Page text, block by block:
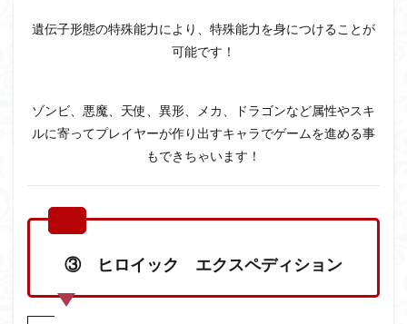
遺伝子形態の特殊能力により、 特殊能力を身につけることが
可能です！
ゾンビ、悪魔、天使、異形、メカ、ドラゴンなど属性やスキ
ルに寄ってプレイヤーが作り出すキャラでゲームを進める事
もできちゃいます！
③ ヒロイック エクスペディション